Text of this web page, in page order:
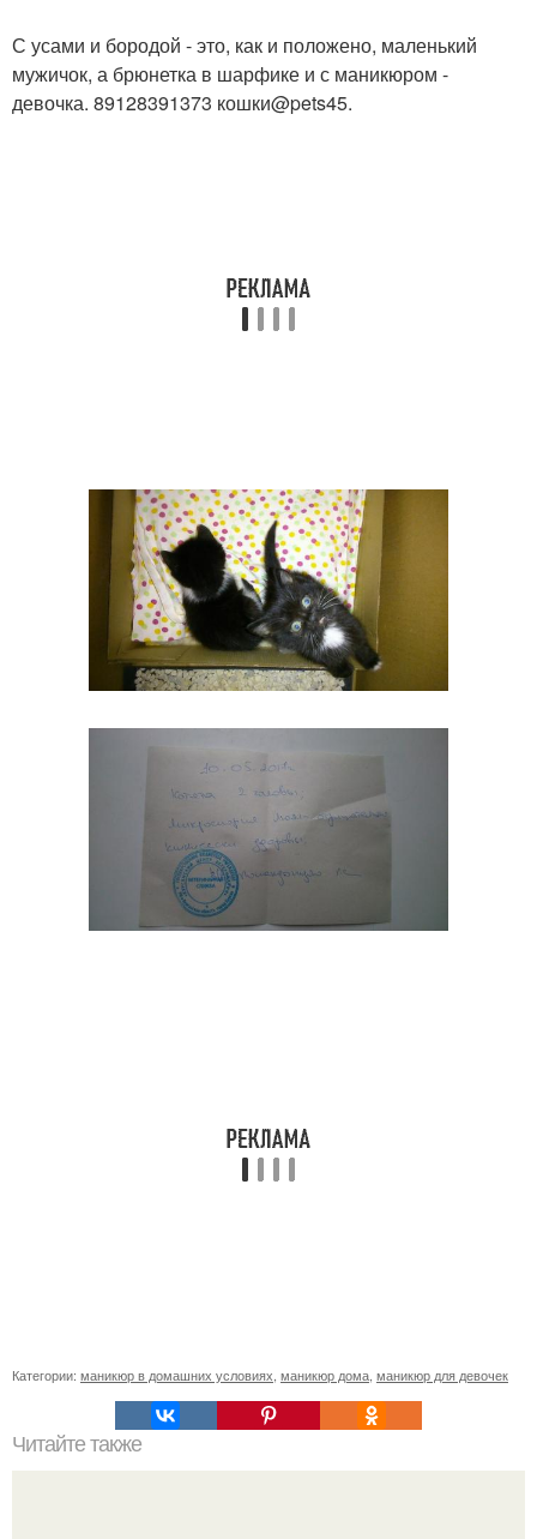
С усами и бородой - это, как и положено, маленький
мужичок, а брюнетка в шарфике и с маникюром -
девочка. 89128391373 кошки@pets45.
Категории: маникюр в домашних условиях маникюр дома маникюр для девочек
Читайте также